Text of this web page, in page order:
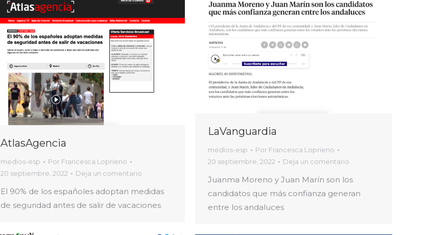
LaVanguardia
medios-esp Por Francesca Loprieno
20 septiembre, 2022
Deja un comentario
Juanma Moreno y Juan Marín son los
candidatos que más confianza generan
entre los andaluces
AtlasAgencia
medios-esp Por Francesca Loprieno
20 septiembre, 2022
Deja un comentario
El 90% de los españoles adoptan medidas
de seguridad antes de salir de vacaciones